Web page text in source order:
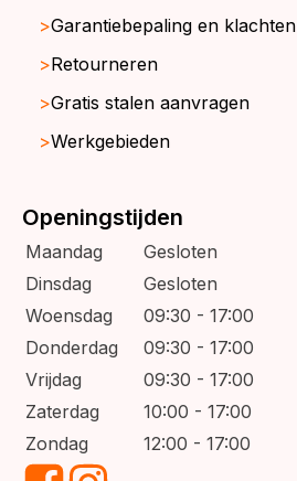
Garantiebepaling en klachten
Retourneren
Gratis stalen aanvragen
Werkgebieden
Openingstijden
Maandag
Gesloten
Dinsdag
Gesloten
Woensdag
09:30 - 17:00
Donderdag
09:30 - 17:00
Vrijdag
09:30 - 17:00
Zaterdag
10:00 - 17:00
Zondag
12:00 - 17:00